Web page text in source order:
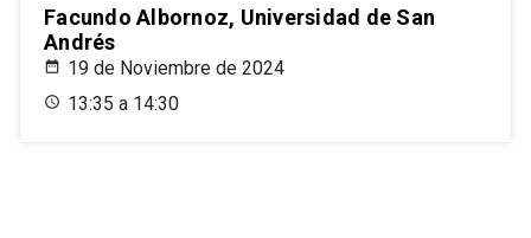
Facundo Albornoz, Universidad de San
Andrés
19 de Noviembre de 2024
13:35 a 14:30